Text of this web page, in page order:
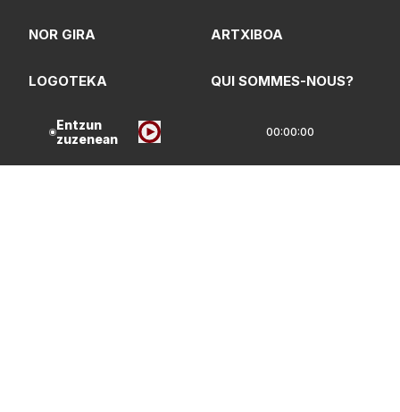
Entzun
zuzenean
00:00:00
NOR GIRA ARTXIBOA
LOGOTEKA QUI SOMMES-NOUS?
Lege Oharrak
Pribatasun Politika